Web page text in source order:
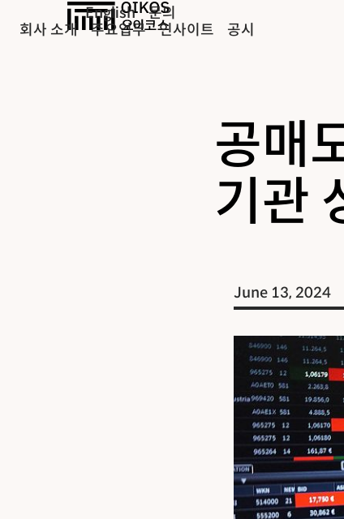
회사 소개 주요업무 인사이트 공시
English 문의
공매
기관
June 13, 2024